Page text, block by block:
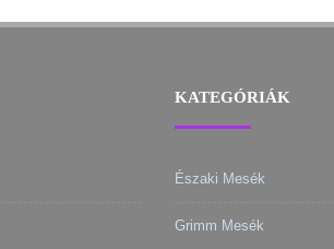
KATEGÓRIÁK
Északi Mesék
Grimm Mesék